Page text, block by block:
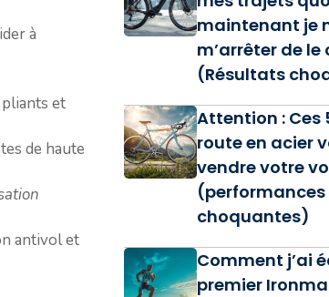
à
pliants et
de haute
antivol et
maintenant je
m’arrêter de le
(Résultats
Attention : Ces
route en acier
vendre votre
(performances
choquantes)
Comment j’ai
premier